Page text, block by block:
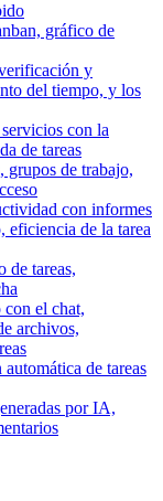
gráfico de
y
del tiempo, y los
con la
de tareas
grupos de trabajo,
con informes
eficiencia de la tarea
de tareas,
con el chat,
archivos,
de tareas
por IA,